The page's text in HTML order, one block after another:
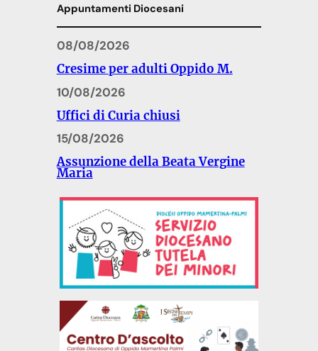
Appuntamenti Diocesani
08/08/2026
Cresime per adulti Oppido M.
10/08/2026
Uffici di Curia chiusi
15/08/2026
Assunzione della Beata Vergine
Maria